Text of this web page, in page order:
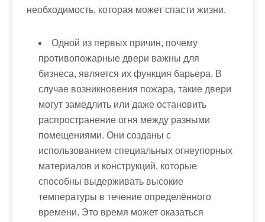
необходимость, которая может спасти жизни.
Одной из первых причин, почему
противопожарные двери важны для
бизнеса, является их функция барьера. В
случае возникновения пожара, такие двери
могут замедлить или даже остановить
распространение огня между разными
помещениями. Они созданы с
использованием специальных огнеупорных
материалов и конструкций, которые
способны выдерживать высокие
температуры в течение определённого
времени. Это время может оказаться